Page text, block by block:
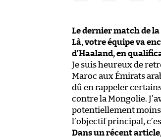
Le dernier match de
Là, votre équipe va
d’Haaland, en
Je suis heureux de
Maroc aux Émirats
dû en rappeler
contre la Mongolie.
potentiellement moins
l’objectif principal,
Dans un récent